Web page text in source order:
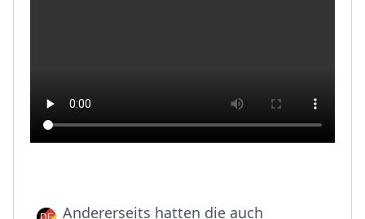
Andererseits hatten die auch